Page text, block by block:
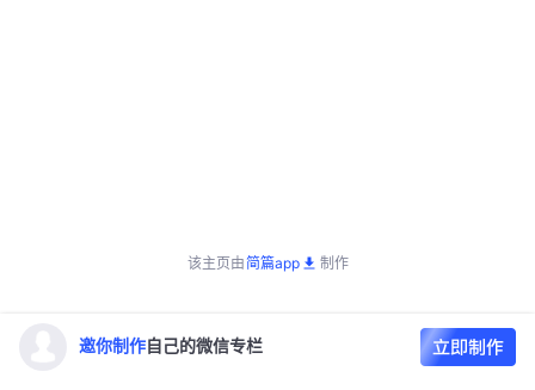
该主页由简篇app 制作
邀你制作 自己的微信专栏